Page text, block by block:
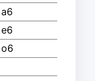
a6
e6
o6